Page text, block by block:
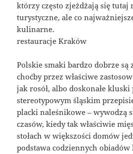
którzy często zjeżdżają się tutaj
turystyczne, ale co
kulinarne.
restauracje Kraków
Polskie smaki bardzo dobrze są
choćby przez właściwe
jak rosół, albo doskonałe
stereotypowym śląskim
placki naleśnikowe – wywodzą
czasów, kiedy tak właściwie
stołach w większości domów
podstawa codziennych obiadów